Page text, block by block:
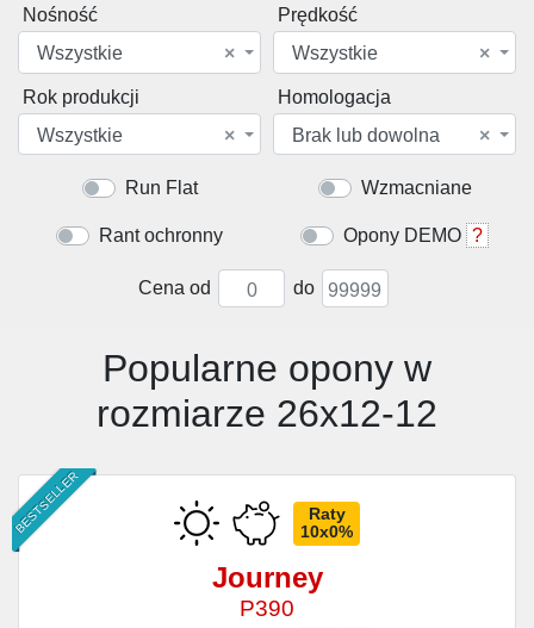
Nośność
×
Wszystkie
Prędkość
×
Wszystkie
Rok produkcji
×
Wszystkie
Homologacja
×
Brak lub dowolna
Run Flat Wzmacniane
Rant ochronny Opony DEMO ?
Cena od do
Popularne opony w
rozmiarze 26x12-12
BESTSELLER
Raty
10x0%
Journey
P390